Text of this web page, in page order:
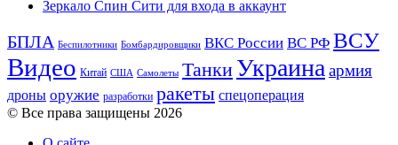
Зеркало Спин Сити для входа в аккаунт
БПЛА Беспилотники Бомбардировщики ВКС России ВС РФ ВСУ
Видео Китай США Самолеты Танки Украинаармия
дроны оружие разработки ракеты спецоперация
© Все права защищены 2026